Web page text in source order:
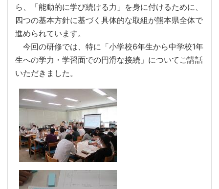
ら、「能動的に学び続ける力」を身に付けるために、
四つの基本方針に基づく具体的な取組が熊本県全体で
進められています。
今回の研修では、特に「小学校6年生から中学校1年
生への学力・学習面での円滑な接続」についてご講話
いただきました。